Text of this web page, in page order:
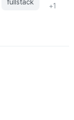
fullstack +1